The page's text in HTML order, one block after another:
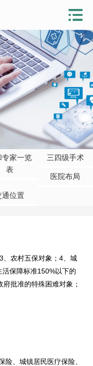
专家一览
表
三四级手术
医院布局
通位置
、农村五保对象；4、城
保障标准150%以下的
批准的特殊困难对象；
险、城镇居民医疗保险、